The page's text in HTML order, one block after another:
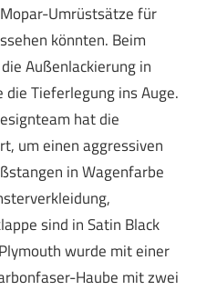
Umrüstsätze für
könnten. Beim
Außenlackierung in
Tieferlegung ins Auge.
hat die
um einen aggressiven
in Wagenfarbe
sind in Satin Black
wurde mit einer
Haube mit zwei